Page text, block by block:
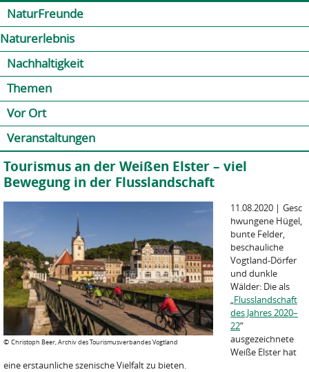
NaturFreunde
Naturerlebnis
Nachhaltigkeit
Themen
Vor Ort
Veranstaltungen
Tourismus an der Weißen Elster – viel
Bewegung in der Flusslandschaft
© Christoph Beer, Archiv des Tourismusverbandes Vogtland
11.08.2020 | Gesc
hwungene Hügel,
bunte Felder,
beschauliche
Vogtland-Dörfer
und dunkle
Wälder: Die als
„Flusslandschaft
des Jahres 2020–
22“
ausgezeichnete
Weiße Elster hat
eine erstaunliche szenische Vielfalt zu bieten.